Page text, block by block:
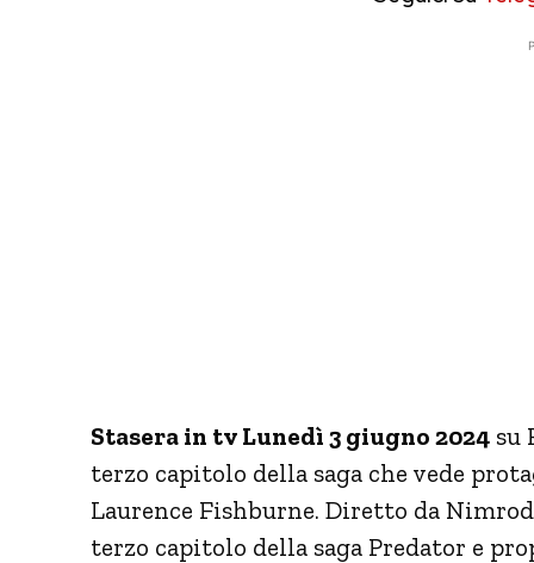
Stasera in tv Lunedì 3 giugno 2024 su
terzo capitolo della saga che vede
Laurence Fishburne. Diretto da
terzo capitolo della saga Predator e